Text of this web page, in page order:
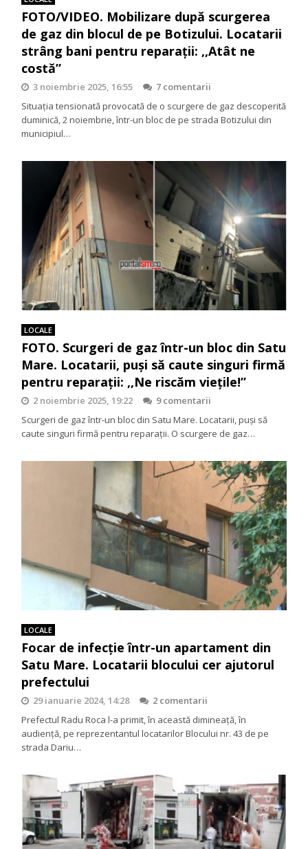
FOTO/VIDEO. Mobilizare după scurgerea
de gaz din blocul de pe Botizului. Locatarii
strâng bani pentru reparații: ,,Atât ne
costă”
3 noiembrie 2025, 16:55
7 comentarii
Situația tensionată provocată de o scurgere de gaz descoperită
duminică, 2 noiembrie, într-un bloc de pe strada Botizului din
municipiul…
LOCALE
FOTO. Scurgeri de gaz într-un bloc din Satu
Mare. Locatarii, puși să caute singuri firmă
pentru reparații: ,,Ne riscăm viețile!”
2 noiembrie 2025, 19:22
9 comentarii
Scurgeri de gaz într-un bloc din Satu Mare. Locatarii, puși să
caute singuri firmă pentru reparații. O scurgere de gaz…
LOCALE
Focar de infecție într-un apartament din
Satu Mare. Locatarii blocului cer ajutorul
prefectului
29 ianuarie 2024, 14:28
2 comentarii
Prefectul Radu Roca l-a primit, în această dimineață, în
audiență, pe reprezentantul locatarilor Blocului nr. 43 de pe
strada Dariu…